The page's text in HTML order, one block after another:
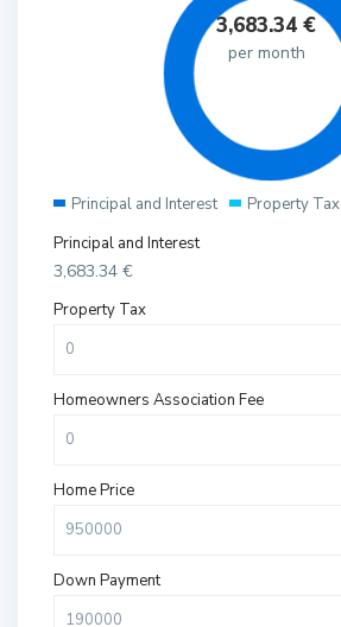
3,683.34 €
per month
Principal and Interest Property Tax
Principal and Interest
3,683.34 €
Property Tax
Homeowners Association Fee
Home Price
Down Payment